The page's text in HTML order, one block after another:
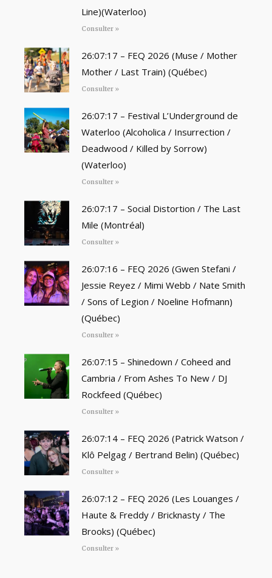
Line)(Waterloo)
Consulter »
26:07:17 – FEQ 2026 (Muse / Mother
Mother / Last Train) (Québec)
Consulter »
26:07:17 – Festival L’Underground de
Waterloo (Alcoholica / Insurrection /
Deadwood / Killed by Sorrow)
(Waterloo)
Consulter »
26:07:17 – Social Distortion / The Last
Mile (Montréal)
Consulter »
26:07:16 – FEQ 2026 (Gwen Stefani /
Jessie Reyez / Mimi Webb / Nate Smith
/ Sons of Legion / Noeline Hofmann)
(Québec)
Consulter »
26:07:15 – Shinedown / Coheed and
Cambria / From Ashes To New / DJ
Rockfeed (Québec)
Consulter »
26:07:14 – FEQ 2026 (Patrick Watson /
Klô Pelgag / Bertrand Belin) (Québec)
Consulter »
26:07:12 – FEQ 2026 (Les Louanges /
Haute & Freddy / Bricknasty / The
Brooks) (Québec)
Consulter »